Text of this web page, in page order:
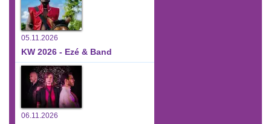
05.11.2026
KW 2026 - Ezé & Band
06.11.2026